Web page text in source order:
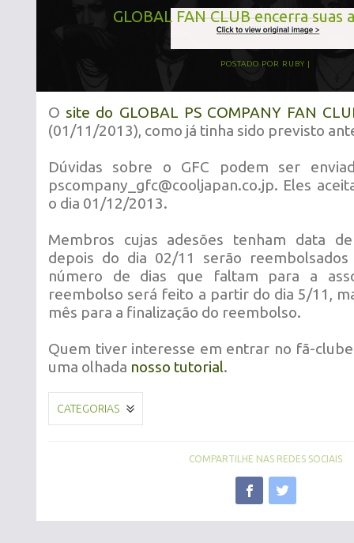
GLOBAL FAN CLUB encerra suas
POSTADO POR RUBY
O site do GLOBAL PS COMPANY FAN
(01/11/2013), como já tinha sido previsto
Dúvidas sobre o GFC podem ser
pscompany_gfc@cooljapan.co.jp. Eles
o dia 01/12/2013.
Membros cujas adesões tenham data
depois do dia 02/11 serão
número de dias que faltam para a
reembolso será feito a partir do dia 5/11,
mês para a finalização do reembolso.
Quem tiver interesse em entrar no fã-clube
uma olhada nosso tutorial.
CATEGORIAS
COMPARTILHE NAS REDES SOCIAIS